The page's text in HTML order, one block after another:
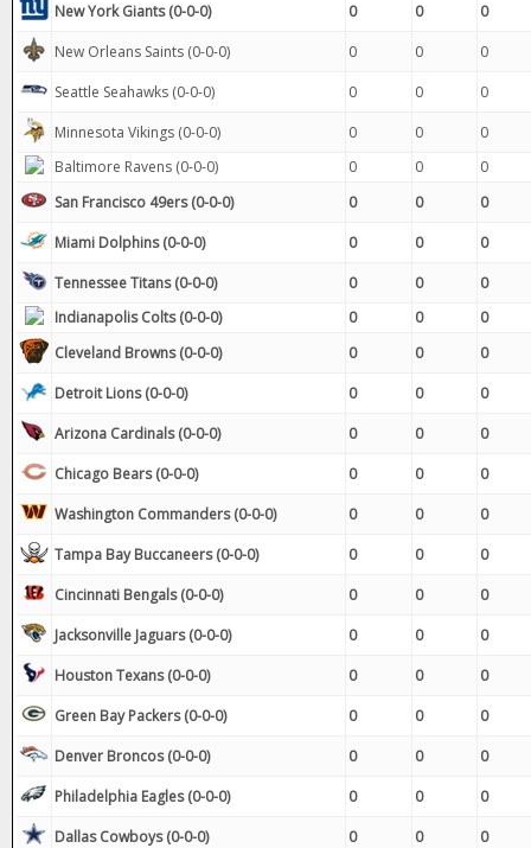
New York Giants (0-0-0)
0 0
0
New Orleans Saints (0-0-0)
0 0
0
Seattle Seahawks (0-0-0)
0 0
0
Minnesota Vikings (0-0-0)
0 0
0
Baltimore Ravens (0-0-0)
0 0
0
San Francisco 49ers (0-0-0)
0 0
0
Miami Dolphins (0-0-0)
0 0
0
Tennessee Titans (0-0-0)
0 0
0
Indianapolis Colts (0-0-0)
0 0
0
Cleveland Browns (0-0-0)
0 0
0
Detroit Lions (0-0-0)
0 0
0
Arizona Cardinals (0-0-0)
0 0
0
Chicago Bears (0-0-0)
0 0
0
Washington Commanders (0-0-0)
0 0
0
Tampa Bay Buccaneers (0-0-0)
0 0
0
Cincinnati Bengals (0-0-0)
0 0
0
Jacksonville Jaguars (0-0-0)
0 0
0
Houston Texans (0-0-0)
0 0
0
Green Bay Packers (0-0-0)
0 0
0
Denver Broncos (0-0-0)
0 0
0
Philadelphia Eagles (0-0-0)
0 0
0
Dallas Cowboys (0-0-0)
0 0 0